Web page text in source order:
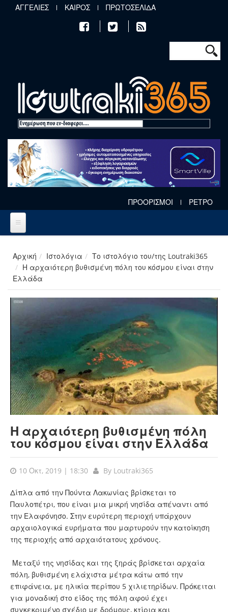
Παράκαμψη προς το κυρίως περιεχόμενο
ΑΓΓΕΛΙΕΣ ΚΑΙΡΟΣ ΠΡΩΤΟΣΕΛΙΔΑ
Φόρμα
Αναζήτηση
ΠΡΟΟΡΙΣΜΟΙ ΡΕΤΡΟ
Αρχική Ιστολόγια
Το ιστολόγιο του/της Loutraki365
Η αρχαιότερη βυθισμένη πόλη του κόσμου είναι στην
Ελλάδα
Η αρχαιότερη βυθισμένη πόλη
του κόσμου είναι στην Ελλάδα
10 Οκτ, 2019 | 18:30 By Loutraki365
Δίπλα από την Πούντα Λακωνίας βρίσκεται το
Παυλοπέτρι, που είναι μια μικρή νησίδα απέναντι από
την Ελαφόνησο. Στην ευρύτερη περιοχή υπάρχουν
αρχαιολογικά ευρήματα που μαρτυρούν την κατοίκηση
της περιοχής από αρχαιότατους χρόνους.
Μεταξύ της νησίδας και της ξηράς βρίσκεται αρχαία
πόλη, βυθισμένη ελάχιστα μέτρα κάτω από την
επιφάνεια, με ηλικία περίπου 5 χιλιετηρίδων. Πρόκειται
για μοναδική στο είδος της πόλη αφού έχει
συγκεκριμένο σχέδιο με δρόμους, κτίρια και